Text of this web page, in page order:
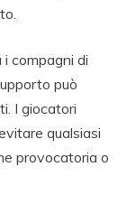
compagni di
può
I giocatori
qualsiasi
provocatoria o